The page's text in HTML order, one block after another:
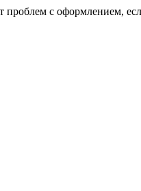
с оформлением,